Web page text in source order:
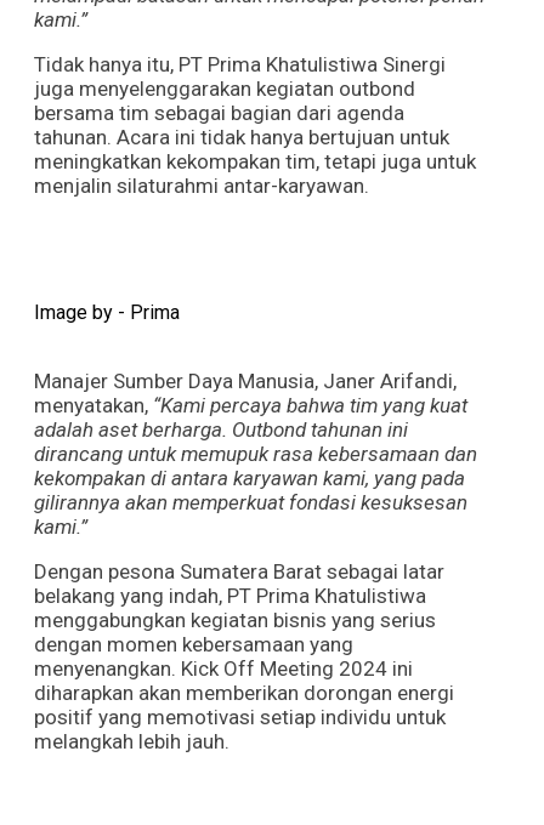
kami.”
Tidak hanya itu, PT Prima Khatulistiwa Sinergi
juga menyelenggarakan kegiatan outbond
bersama tim sebagai bagian dari agenda
tahunan. Acara ini tidak hanya bertujuan untuk
meningkatkan kekompakan tim, tetapi juga untuk
menjalin silaturahmi antar-karyawan.
Image by - Prima
Manajer Sumber Daya Manusia, Janer Arifandi,
menyatakan, “Kami percaya bahwa tim yang kuat
adalah aset berharga. Outbond tahunan ini
dirancang untuk memupuk rasa kebersamaan dan
kekompakan di antara karyawan kami, yang pada
gilirannya akan memperkuat fondasi kesuksesan
kami.”
Dengan pesona Sumatera Barat sebagai latar
belakang yang indah, PT Prima Khatulistiwa
menggabungkan kegiatan bisnis yang serius
dengan momen kebersamaan yang
menyenangkan. Kick Off Meeting 2024 ini
diharapkan akan memberikan dorongan energi
positif yang memotivasi setiap individu untuk
melangkah lebih jauh.